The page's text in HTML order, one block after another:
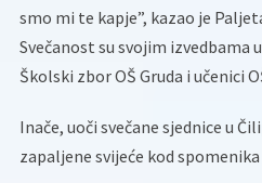
smo mi te kapje”, kazao je
Svečanost su svojim izvedbama
Školski zbor OŠ Gruda i učenici
Inače, uoči svečane sjednice u
zapaljene svijeće kod